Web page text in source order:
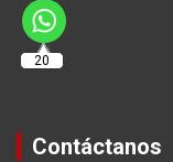
20
Contáctanos